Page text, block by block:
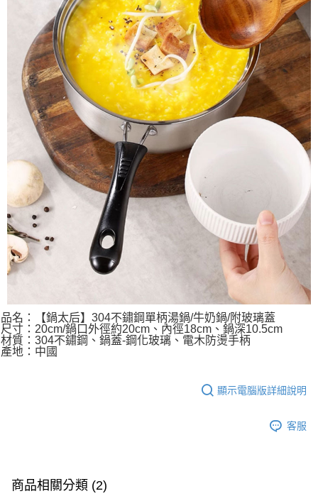
品名：【鍋太后】304不鏽鋼單柄湯鍋/牛奶鍋/附玻璃蓋
尺寸：20cm/鍋口外徑約20cm、內徑18cm、鍋深10.5cm
材質：304不鏽鋼、鍋蓋-鋼化玻璃、電木防燙手柄
產地：中國
顯示電腦版詳細說明
客服
商品相關分類 (2)